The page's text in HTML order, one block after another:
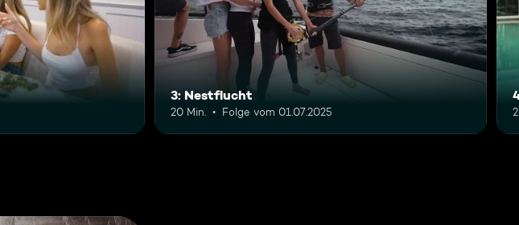
3: Nestflucht
20 Min. Folge vom 01.07.2025